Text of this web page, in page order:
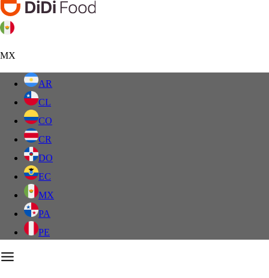
MX
AR
CL
CO
CR
DO
EC
MX
PA
PE